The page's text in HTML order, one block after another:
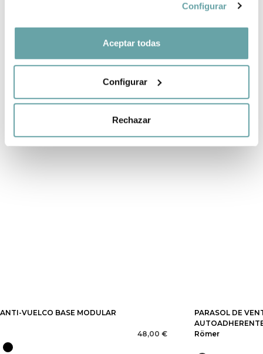
Configurar
Aceptar todas
Configurar
Rechazar
ANTI-VUELCO BASE MODULAR
48,00 €
PARASOL DE
Römer